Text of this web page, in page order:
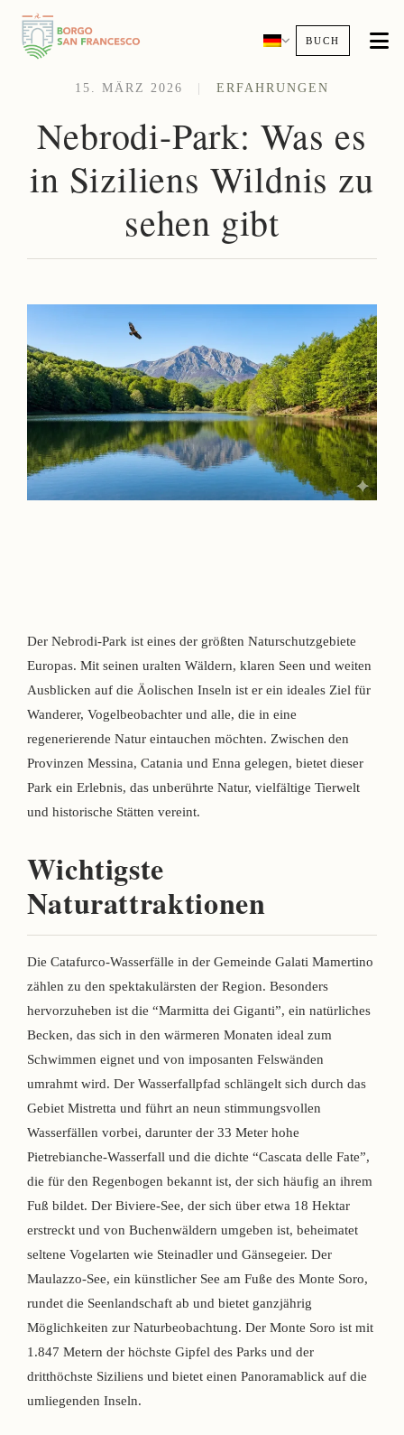
BUCH
15. MÄRZ 2026 | ERFAHRUNGEN
Nebrodi-Park: Was es
in Siziliens Wildnis zu
sehen gibt
Der Nebrodi-Park ist eines der größten Naturschutzgebiete
Europas. Mit seinen uralten Wäldern, klaren Seen und weiten
Ausblicken auf die Äolischen Inseln ist er ein ideales Ziel für
Wanderer, Vogelbeobachter und alle, die in eine
regenerierende Natur eintauchen möchten. Zwischen den
Provinzen Messina, Catania und Enna gelegen, bietet dieser
Park ein Erlebnis, das unberührte Natur, vielfältige Tierwelt
und historische Stätten vereint.
Wichtigste
Naturattraktionen
Die Catafurco-Wasserfälle in der Gemeinde Galati Mamertino
zählen zu den spektakulärsten der Region. Besonders
hervorzuheben ist die “Marmitta dei Giganti”, ein natürliches
Becken, das sich in den wärmeren Monaten ideal zum
Schwimmen eignet und von imposanten Felswänden
umrahmt wird. Der Wasserfallpfad schlängelt sich durch das
Gebiet Mistretta und führt an neun stimmungsvollen
Wasserfällen vorbei, darunter der 33 Meter hohe
Pietrebianche-Wasserfall und die dichte “Cascata delle Fate”,
die für den Regenbogen bekannt ist, der sich häufig an ihrem
Fuß bildet. Der Biviere-See, der sich über etwa 18 Hektar
erstreckt und von Buchenwäldern umgeben ist, beheimatet
seltene Vogelarten wie Steinadler und Gänsegeier. Der
Maulazzo-See, ein künstlicher See am Fuße des Monte Soro,
rundet die Seenlandschaft ab und bietet ganzjährig
Möglichkeiten zur Naturbeobachtung. Der Monte Soro ist mit
1.847 Metern der höchste Gipfel des Parks und der
dritthöchste Siziliens und bietet einen Panoramablick auf die
umliegenden Inseln.